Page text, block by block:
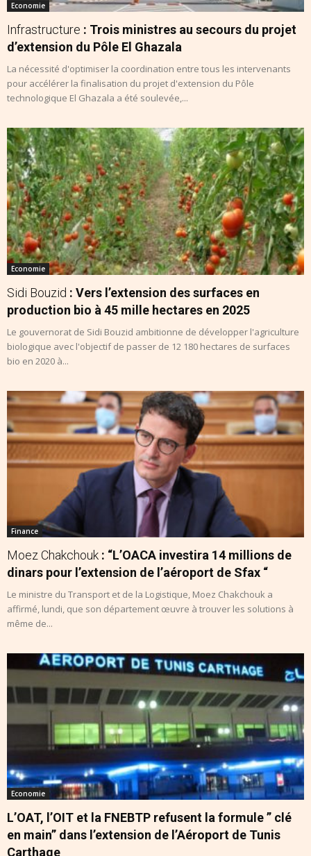
Economie
Infrastructure : Trois ministres au secours du projet
d’extension du Pôle El Ghazala
La nécessité d'optimiser la coordination entre tous les intervenants
pour accélérer la finalisation du projet d'extension du Pôle
technologique El Ghazala a été soulevée,...
Economie
Sidi Bouzid : Vers l’extension des surfaces en
production bio à 45 mille hectares en 2025
Le gouvernorat de Sidi Bouzid ambitionne de développer l'agriculture
biologique avec l'objectif de passer de 12 180 hectares de surfaces
bio en 2020 à...
Finance
Moez Chakchouk : “L’OACA investira 14 millions de
dinars pour l’extension de l’aéroport de Sfax “
Le ministre du Transport et de la Logistique, Moez Chakchouk a
affirmé, lundi, que son département œuvre à trouver les solutions à
même de...
Economie
L’OAT, l’OIT et la FNEBTP refusent la formule ” clé
en main” dans l’extension de l’Aéroport de Tunis
Carthage